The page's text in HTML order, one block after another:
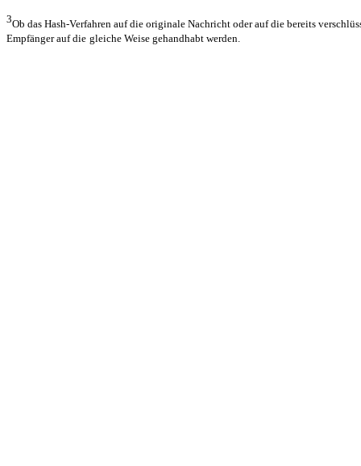
3Ob das Hash-Verfahren auf die originale Nachricht oder auf die bereits
Empfänger auf die gleiche Weise gehandhabt werden.